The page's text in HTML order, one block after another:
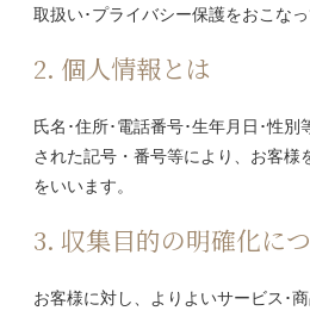
取扱い･プライバシー保護をおこなっ
2. 個人情報とは
氏名･住所･電話番号･生年月日･性別
された記号・番号等により、お客様
をいいます。
3. 収集目的の明確化に
お客様に対し、よりよいサービス･